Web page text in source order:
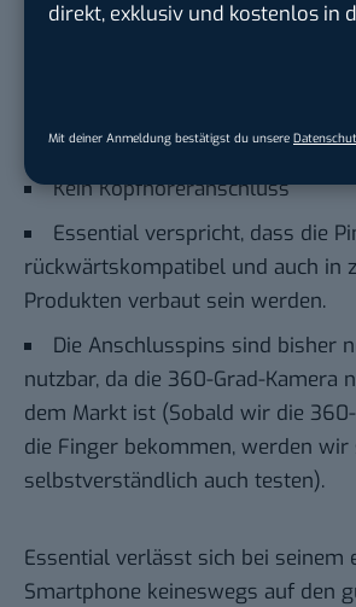
direkt, exklusiv und kostenlos in
Mit deiner Anmeldung bestätigst du unsere
Essential PH-1 –
Der AnTuTu-Score beträgt
Kein Kopfhöreranschluss
Essential verspricht, dass die
rückwärtskompatibel und auch in
Produkten verbaut sein werden.
Die Anschlusspins sind bisher
nutzbar, da die 360-Grad-Kamera
dem Markt ist (Sobald wir die
die Finger bekommen, werden wir
selbstverständlich auch testen).
Essential verlässt sich bei seinem
Smartphone keineswegs auf den